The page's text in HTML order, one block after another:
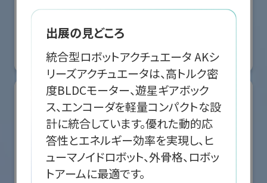
出展の見どころ
統合型ロボットアクチュエータ AKシ
リーズアクチュエータは、高トルク密
度BLDCモーター、遊星ギアボック
ス、エンコーダを軽量コンパクトな設
計に統合しています。優れた動的応
答性とエネルギー効率を実現し、ヒ
ューマノイドロボット、外骨格、ロボッ
トアームに最適です。
国際ロボット展
#スマートプロダクションロボット #スマートコミュニティロボット
リアル会場小間番号 : E5-10